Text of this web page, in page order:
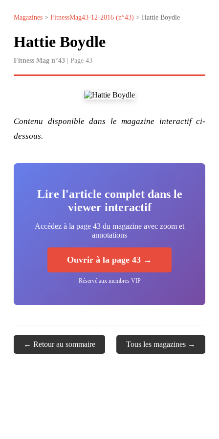
Magazines > FitnessMag43-12-2016 (n°43) > Hattie Boydle
Hattie Boydle
Fitness Mag n°43 | Page 43
Contenu disponible dans le magazine interactif ci-
dessous.
Lire l'article complet dans le
viewer interactif
Accédez à la page 43 du magazine avec zoom et
annotations
Ouvrir à la page 43 →
Réservé aux membres VIP
← Retour au sommaire Tous les magazines →